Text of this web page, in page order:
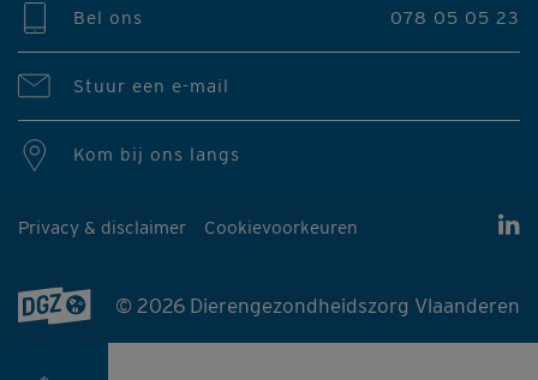
Producten & diensten
Bel ons 078 05 05 23
Stuur een e-mail
Kom bij ons langs
Privacy & disclaimer Cookievoorkeuren
© 2026 Dierengezondheidszorg Vlaanderen